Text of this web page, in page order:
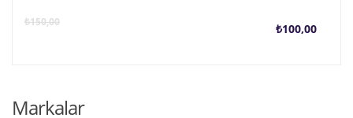
₺150,00 ₺100,00
Şu
Markalar